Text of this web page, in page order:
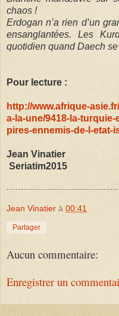
chaos !
Erdogan n’a rien d’un
ensanglantées. Les
quotidien quand Daech
Pour lecture :
http://www.afrique-
a-la-une/9418-la-
pires-ennemis-de-l-etat-
Jean Vinatier
Seriatim2015
Jean Vinatier à 00:41
Partager
Aucun commentaire:
Enregistrer un